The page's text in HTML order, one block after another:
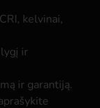
kelvinai,
ir
ir garantiją.